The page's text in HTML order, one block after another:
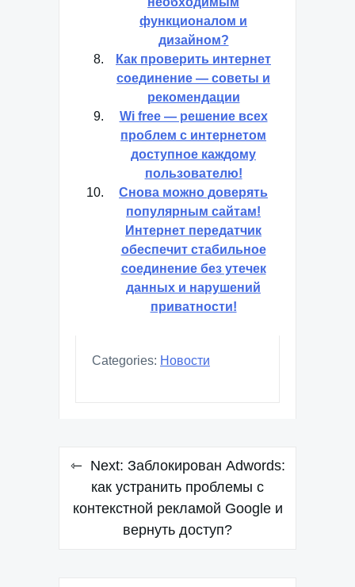
необходимым
функционалом и
дизайном?
Как проверить интернет
соединение — советы и
рекомендации
Wi free — решение всех
проблем с интернетом
доступное каждому
пользователю!
Снова можно доверять
популярным сайтам!
Интернет передатчик
обеспечит стабильное
соединение без утечек
данных и нарушений
приватности!
Categories: Новости
Навигация
записям
Next: Заблокирован Adwords:
как устранить проблемы с
контекстной рекламой Google и
вернуть доступ?